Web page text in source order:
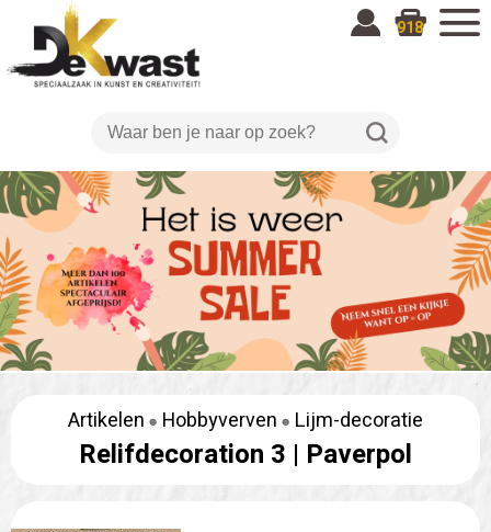
918
Artikelen Hobbyverven Lijm-decoratie
Relifdecoration 3 | Paverpol